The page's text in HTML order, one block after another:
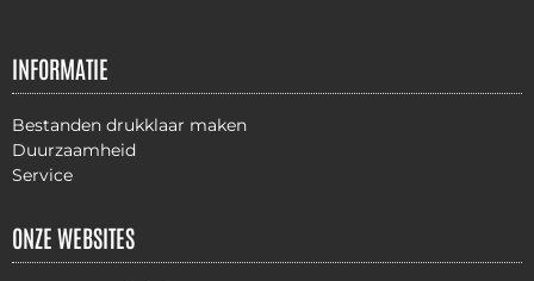
INFORMATIE
Bestanden drukklaar maken
Duurzaamheid
Service
ONZE WEBSITES